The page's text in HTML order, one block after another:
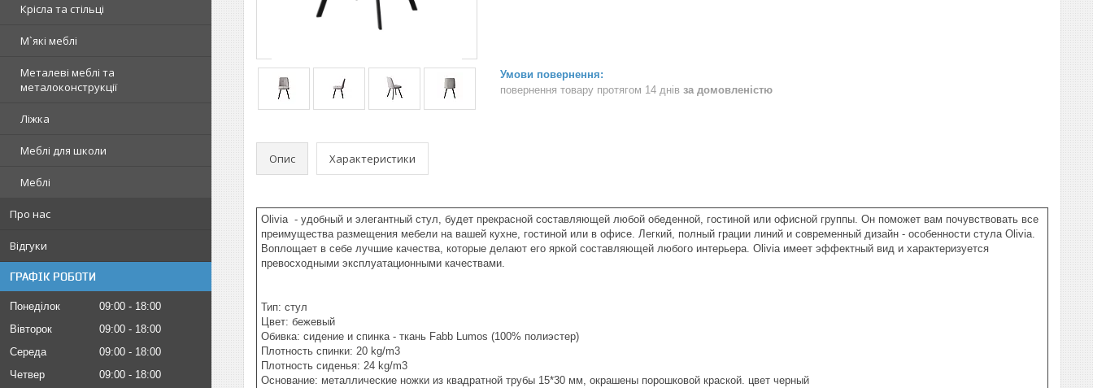
Крісла та стільці
М`які меблі
Металеві меблі та
металоконструкції
Ліжка
Меблі для школи
Меблі
Про нас
Відгуки
ГРАФІК РОБОТИ
Понеділок 09:00
18:00
Вівторок
09:00
18:00
Середа
09:00
18:00
Четвер
09:00
18:00
повернення товару протягом 14 днів за домовленістю
Опис Характеристики
Olivia - удобный и элегантный стул, будет прекрасной составляющей любой обеденной, гостиной или офисной группы. Он поможет вам почувствовать все
преимущества размещения мебели на вашей кухне, гостиной или в офисе. Легкий, полный грации линий и современный дизайн - особенности стула Olivia.
Воплощает в себе лучшие качества, которые делают его яркой составляющей любого интерьера. Olivia имеет эффектный вид и характеризуется
превосходными эксплуатационными качествами.
Тип: стул
Цвет: бежевый
Обивка: сидение и спинка - ткань Fabb Lumos (100% полиэстер)
Плотность спинки: 20 kg/m3
Плотность сиденья: 24 kg/m3
Основание: металлические ножки из квадратной трубы 15*30 мм, окрашены порошковой краской. цвет черный